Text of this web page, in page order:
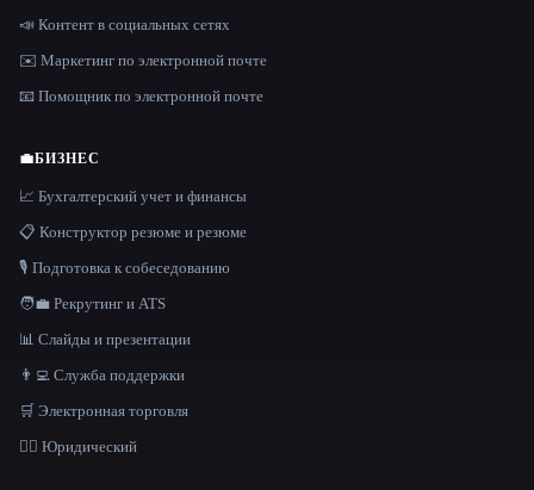
📣 Контент в социальных сетях
✉️ Маркетинг по электронной почте
📧 Помощник по электронной почте
💼БИЗНЕС
📈 Бухгалтерский учет и финансы
📋 Конструктор резюме и резюме
🎙️ Подготовка к собеседованию
🧑‍💼 Рекрутинг и ATS
📊 Слайды и презентации
👨‍💻 Служба поддержки
🛒 Электронная торговля
👩‍⚖️ Юридический